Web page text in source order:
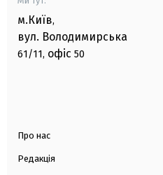
м.Київ,
вул. Володимирська
61/11, офіс 50
Про нас
Редакція